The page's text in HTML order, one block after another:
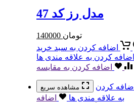
مدل رز کد 47
140000 تومان
اضافه کردن به سبد خرید
اضافه کردن به علاقه مندی ها
اضافه کردن به مقایسه
مشاهده سریع
اضافه کردن
به علاقه مندی ها
اضافه